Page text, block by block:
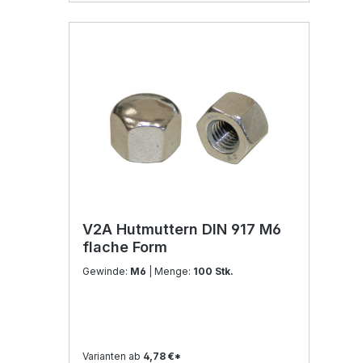
V2A Hutmuttern DIN 917 M6
flache Form
Gewinde: M6 | Menge: 100 Stk.
Varianten ab 4,78 €*